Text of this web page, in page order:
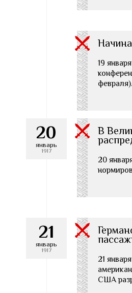
19
февраля).
20
январь
1917
В
20
21
январь
1917
21
США